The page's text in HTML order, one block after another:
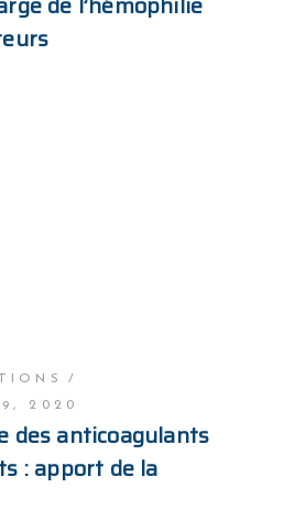
9, 2020
des anticoagulants
: apport de la